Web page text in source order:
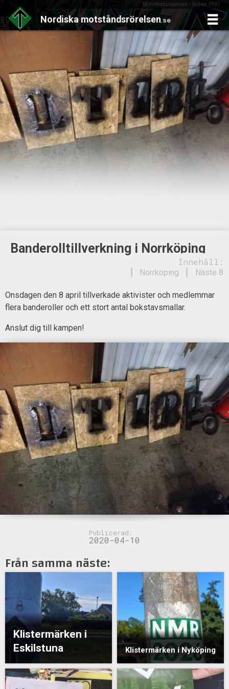
Motståndsrörelsen - Sedan 1997
Nordiska motståndsrörelsen.se
Skip
to
content
Banderolltillverkning i Norrköping
Innehåll:
Näste 8
Norrköping
Onsdagen den 8 april tillverkade aktivister och medlemmar
flera banderoller och ett stort antal bokstavsmallar.
Anslut dig till kampen!
Publicerad:
2020-04-10
Från samma näste:
Klistermärken i
Eskilstuna
Klistermärken i Nyköping